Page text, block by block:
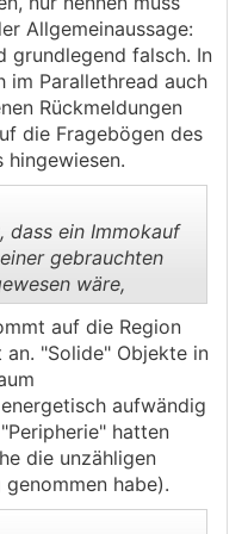
Allgemeinaussage:
grundlegend falsch. In
im Parallethread auch
Rückmeldungen
die Fragebögen des
hingewiesen.
dass ein Immokauf
gebrauchten
wäre,
auf die Region
"Solide" Objekte in
aufwändig
hatten
die unzähligen
habe).